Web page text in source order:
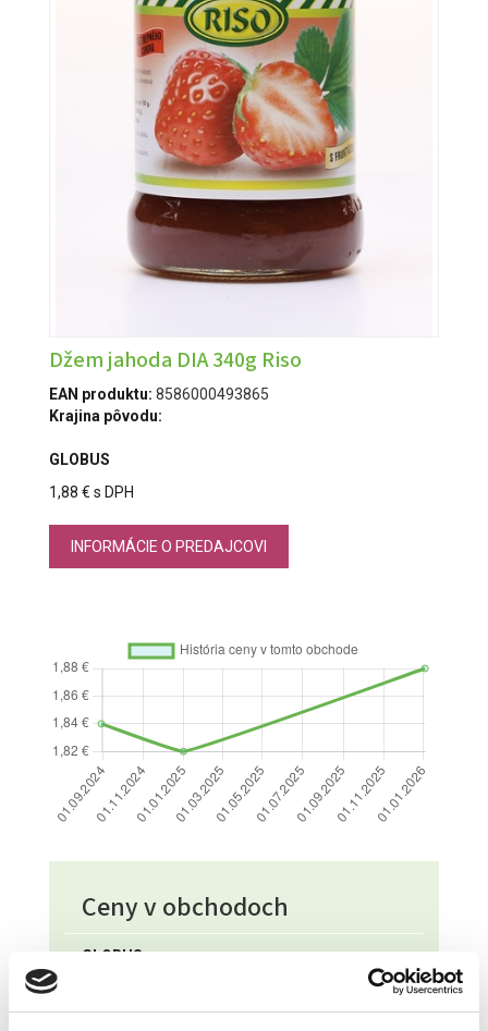
Džem jahoda DIA 340g Riso
EAN produktu: 8586000493865
Krajina pôvodu:
GLOBUS
1,88 € s DPH
INFORMÁCIE O PREDAJCOVI
Ceny v obchodoch
GLOBUS